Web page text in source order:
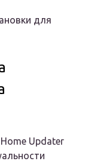
для
Updater